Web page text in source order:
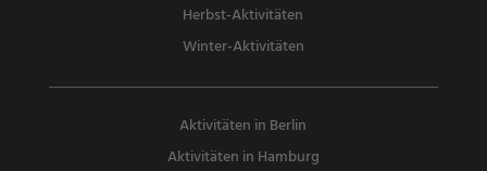
Herbst-Aktivitäten
Winter-Aktivitäten
Aktivitäten in Berlin
Aktivitäten in Hamburg